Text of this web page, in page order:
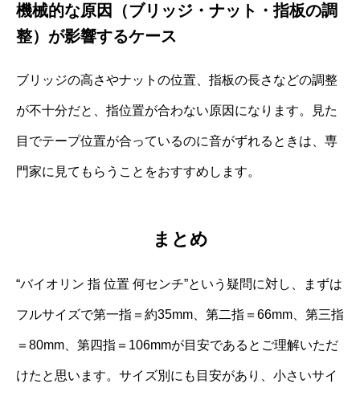
機械的な原因（ブリッジ・ナット・指板の調
整）が影響するケース
ブリッジの高さやナットの位置、指板の長さなどの調整
が不十分だと、指位置が合わない原因になります。見た
目でテープ位置が合っているのに音がずれるときは、専
門家に見てもらうことをおすすめします。
まとめ
“バイオリン 指 位置 何センチ”という疑問に対し、まずは
フルサイズで第一指＝約35mm、第二指＝66mm、第三指
＝80mm、第四指＝106mmが目安であるとご理解いただ
けたと思います。サイズ別にも目安があり、小さいサイ